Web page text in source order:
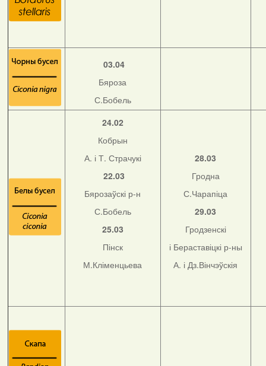
03.04
Бяроза
С.Бобель
24.02
Кобрын
А. і Т. Страчукі
22.03
Бярозаўскі р-н
С.Бобель
25.03
Пінск
М.Кліменцьева
28.03
Гродна
С.Чарапіца
29.03
Гродзенскі
і Бераставіцкі р-ны
А. і Дз.Вінчэўскія